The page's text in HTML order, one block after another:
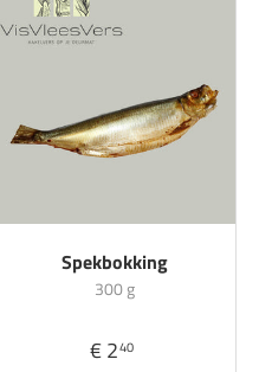
Spekbokking
300 g
€ 240